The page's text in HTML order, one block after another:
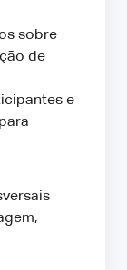
sobre
de
e